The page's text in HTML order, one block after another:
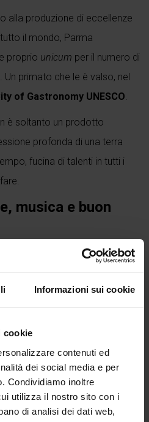
Informazioni sui cookie
cookie
contenuti ed
dei social media e per
Condividiamo inoltre
utilizza il nostro sito con i
di analisi dei dati web,
alla produzione di eccellenze
il mondo, Parma
proprio unicum per il numero di
primato che le è valso, nel
of Gastronomy UNESCO
è soltanto un prodotto
profonda di una terra
fucina di talenti in tutti i
musica e buon
, il volume
che hanno dato forma
città. Chiese, palazzi, musei e
ricco e suggestivo, dove
alle facciate...